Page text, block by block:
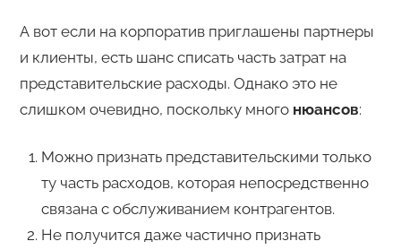
А вот если на корпоратив приглашены партнеры
и клиенты, есть шанс списать часть затрат на
представительские расходы. Однако это не
слишком очевидно, поскольку много нюансов:
Можно признать представительскими только
ту часть расходов, которая непосредственно
связана с обслуживанием контрагентов.
Не получится даже частично признать